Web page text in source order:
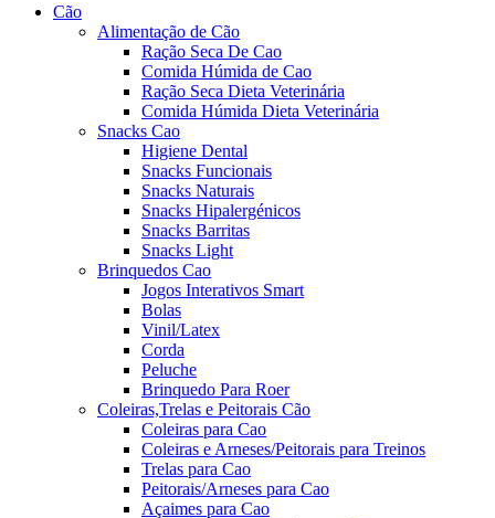
Cão
Alimentação de Cão
Ração Seca De Cao
Comida Húmida de Cao
Ração Seca Dieta Veterinária
Comida Húmida Dieta Veterinária
Snacks Cao
Higiene Dental
Snacks Funcionais
Snacks Naturais
Snacks Hipalergénicos
Snacks Barritas
Snacks Light
Brinquedos Cao
Jogos Interativos Smart
Bolas
Vinil/Latex
Corda
Peluche
Brinquedo Para Roer
Coleiras,Trelas e Peitorais Cão
Coleiras para Cao
Coleiras e Arneses/Peitorais para Treinos
Trelas para Cao
Peitorais/Arneses para Cao
Açaimes para Cao